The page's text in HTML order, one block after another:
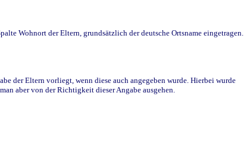
Wohnort der Eltern, grundsätzlich der deutsche Ortsname eingetragen.
der Eltern vorliegt, wenn diese auch angegeben wurde. Hierbei wurde
aber von der Richtigkeit dieser Angabe ausgehen.